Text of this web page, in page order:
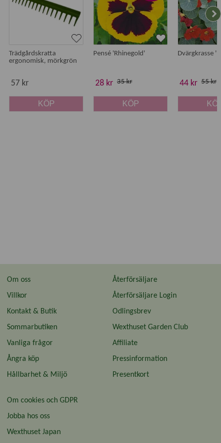
Trädgårdskratta
ergonomisk, mörkgrön
57 kr
KÖP
Pensé 'Rhinegold'
28 kr 35 kr
KÖP
Dvärgkrasse
44 kr 55 kr
Om oss
Villkor
Kontakt & Butik
Sommarbutiken
Vanliga frågor
Ångra köp
Hållbarhet & Miljö
Återförsäljare
Återförsäljare Login
Odlingsbrev
Wexthuset Garden Club
Affiliate
Pressinformation
Presentkort
Om cookies och GDPR
Jobba hos oss
Wexthuset Japan